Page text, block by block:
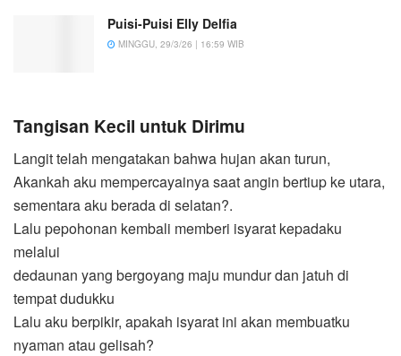
Puisi-Puisi Elly Delfia
MINGGU, 29/3/26 | 16:59 WIB
Tangisan Kecil untuk Dirimu
Langit telah mengatakan bahwa hujan akan turun,
Akankah aku mempercayainya saat angin bertiup ke utara,
sementara aku berada di selatan?.
Lalu pepohonan kembali memberi isyarat kepadaku
melalui
dedaunan yang bergoyang maju mundur dan jatuh di
tempat dudukku
Lalu aku berpikir, apakah isyarat ini akan membuatku
nyaman atau gelisah?